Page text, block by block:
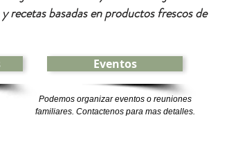
recetas basadas en productos frescos de
Eventos
Podemos organizar eventos o reuniones
familiares. Contactenos para mas detalles.